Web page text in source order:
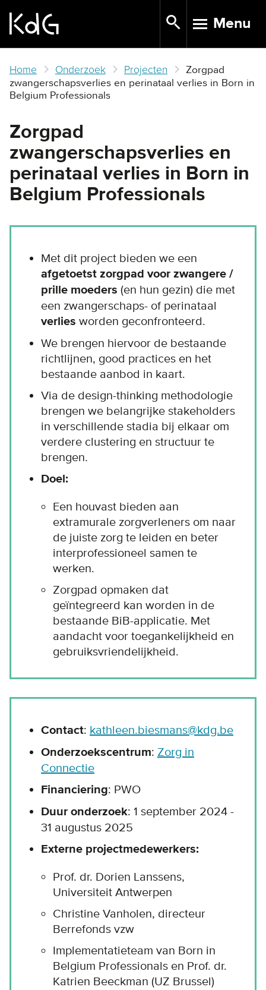
main
TOGGLE
Menu
Home Onderzoek Projecten
Zorgpad
zwangerschapsverlies en perinataal verlies in Born in
Belgium Professionals
Zorgpad
zwangerschapsverlies en
perinataal verlies in Born in
Belgium Professionals
Met dit project bieden we een
afgetoetst zorgpad voor zwangere /
prille moeders (en hun gezin) die met
een zwangerschaps- of perinataal
verlies worden geconfronteerd.
We brengen hiervoor de bestaande
richtlijnen, good practices en het
bestaande aanbod in kaart.
Via de design-thinking methodologie
brengen we belangrijke stakeholders
in verschillende stadia bij elkaar om
verdere clustering en structuur te
brengen.
Doel:
Een houvast bieden aan
extramurale zorgverleners om naar
de juiste zorg te leiden en beter
interprofessioneel samen te
werken.
Zorgpad opmaken dat
geïntegreerd kan worden in de
bestaande BiB-applicatie. Met
aandacht voor toegankelijkheid en
gebruiksvriendelijkheid.
Contact: kathleen.biesmans@kdg.be
Onderzoekscentrum: Zorg in
Connectie
Financiering: PWO
Duur onderzoek: 1 september 2024 -
31 augustus 2025
Externe projectmedewerkers:
Prof. dr. Dorien Lanssens,
Universiteit Antwerpen
Christine Vanholen, directeur
Berrefonds vzw
Implementatieteam van Born in
Belgium Professionals en Prof. dr.
Katrien Beeckman (UZ Brussel)